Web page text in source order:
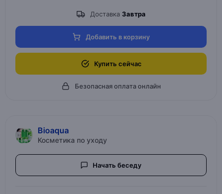
Доставка Завтра
Добавить в корзину
Купить сейчас
Безопасная оплата онлайн
Bioaqua
Косметика по уходу
Начать беседу